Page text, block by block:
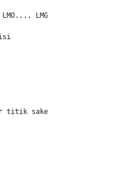
LMG... atau
titik sakelar